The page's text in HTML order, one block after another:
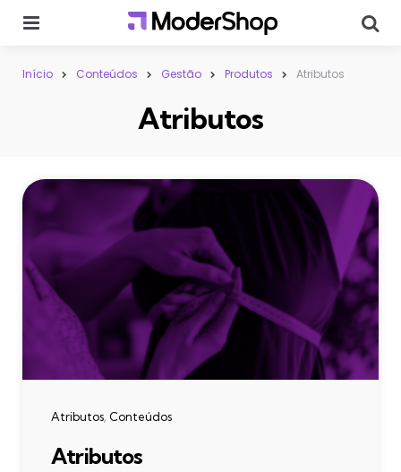
Início Conteúdos Gestão Produtos Atributos
Atributos
Categories
Atributos Conteúdos
Atributos